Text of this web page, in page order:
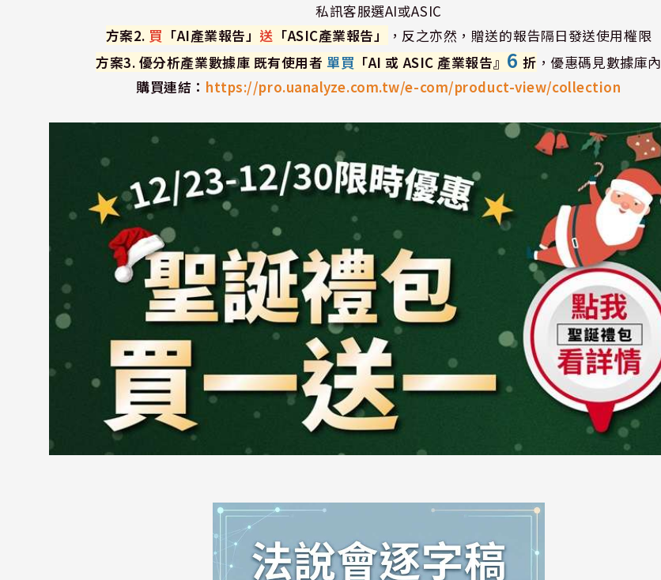
私訊客服選AI或ASIC
方案2. 買 「AI產業報告」 送 「ASIC產業報告」
，反之亦然，贈送的報告隔日發送使用權限
方案3. 優分析產業數據庫 既有使用者 單買 「AI 或 ASIC 產業報告』 6 折 ，優惠碼見數據庫內
購買連結： https://pro.uanalyze.com.tw/e-com/product-view/collection